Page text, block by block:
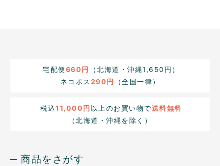
宅配便660円
（北海道・沖縄1,650円）
ネコポス 290円 （全国一律）
税込11,000円 以上のお買い物で送料無料
（北海道・沖縄を除く）
─ 商品をさがす